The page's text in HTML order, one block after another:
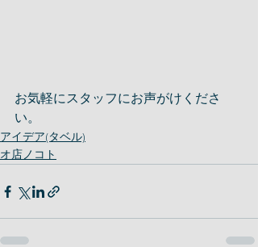
お気軽にスタッフにお声がけくださ
い。
アイデア(タベル)
オ店ノコト